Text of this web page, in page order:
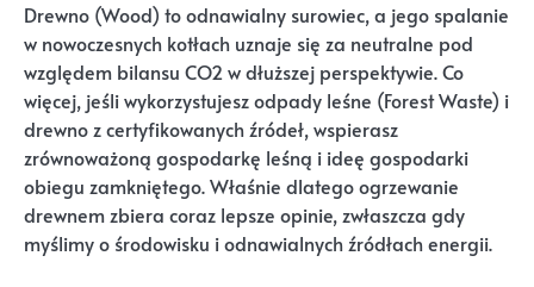
Drewno (Wood) to odnawialny surowiec, a jego spalanie
w nowoczesnych kotłach uznaje się za neutralne pod
względem bilansu CO2 w dłuższej perspektywie. Co
więcej, jeśli wykorzystujesz odpady leśne (Forest Waste) i
drewno z certyfikowanych źródeł, wspierasz
zrównoważoną gospodarkę leśną i ideę gospodarki
obiegu zamkniętego. Właśnie dlatego ogrzewanie
drewnem zbiera coraz lepsze opinie, zwłaszcza gdy
myślimy o środowisku i odnawialnych źródłach energii.